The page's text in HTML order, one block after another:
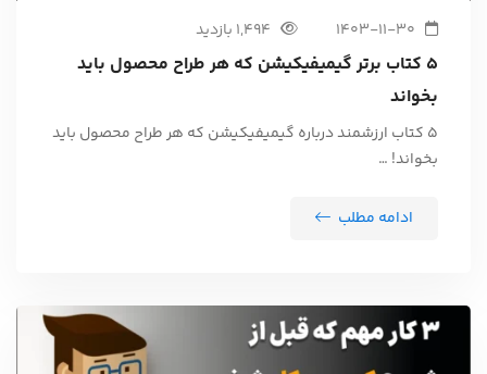
1403-11-30 1,494 بازدید
۵ کتاب برتر گیمیفیکیشن که هر طراح محصول باید
بخواند
۵ کتاب ارزشمند درباره گیمیفیکیشن که هر طراح محصول باید
بخواند! …
ادامه مطلب